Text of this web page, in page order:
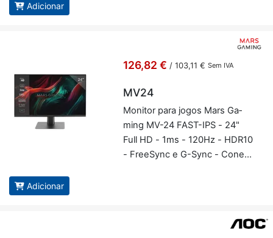
Adicionar
126,82 € / 103,11 € Sem IVA
MV24
Mo­nitor para jogos Mars Ga­
ming MV-24 FAST-IPS - 24"
Full HD - 1ms - 120Hz - HDR10
- Fre­eSync e G-Sync - Co­nec­
Adicionar